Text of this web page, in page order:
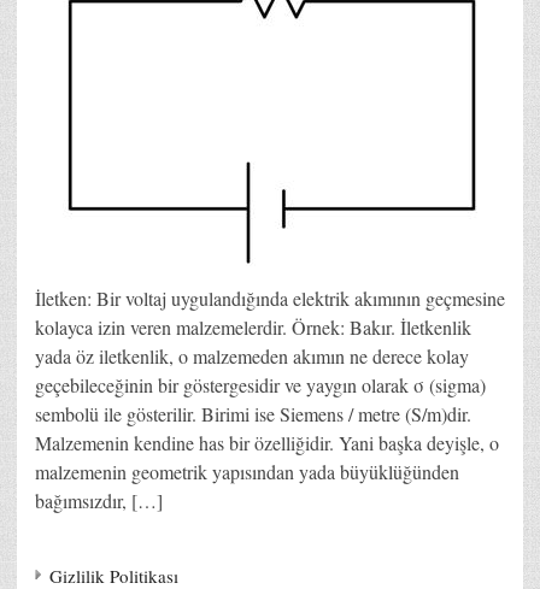
İletken: Bir voltaj uygulandığında elektrik akımının geçmesine
kolayca izin veren malzemelerdir. Örnek: Bakır. İletkenlik
yada öz iletkenlik, o malzemeden akımın ne derece kolay
geçebileceğinin bir göstergesidir ve yaygın olarak σ (sigma)
sembolü ile gösterilir. Birimi ise Siemens / metre (S/m)dir.
Malzemenin kendine has bir özelliğidir. Yani başka deyişle, o
malzemenin geometrik yapısından yada büyüklüğünden
bağımsızdır, […]
Gizlilik Politikası